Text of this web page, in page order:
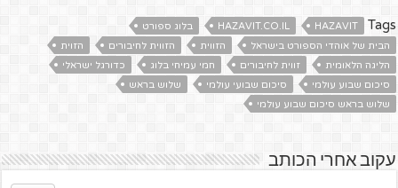
Tags
HAZAVIT
HAZAVIT.CO.IL
בלוג ספורט
הבית של אוהדי הספורט בישראל
הזווית הזווית לחיבורים
הזוית
הליגה הלאומית
זווית לחיבורים חמי עמיחי בלוג
כדורגל ישראלי
סיכום שבוע עולמי
סיכום שבועי עולמי
שלוש בראש
שלוש בראש סיכום שבוע עולמי
עקוב אחרי הכותב